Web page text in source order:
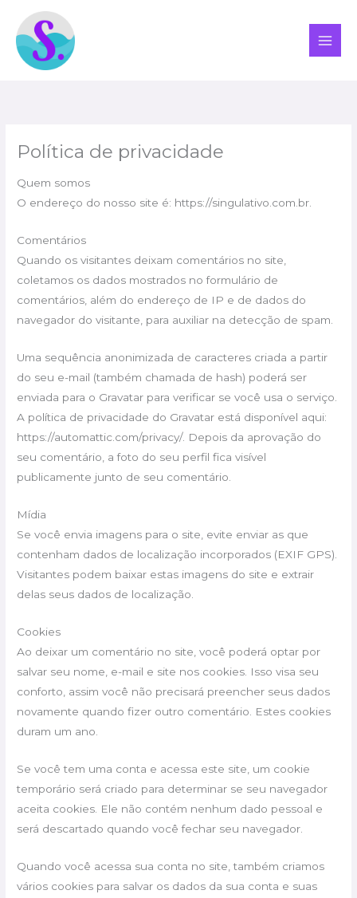
para
conteúdo
Política de privacidade
Quem somos
O endereço do nosso site é: https://singulativo.com.br.
Comentários
Quando os visitantes deixam comentários no site,
coletamos os dados mostrados no formulário de
comentários, além do endereço de IP e de dados do
navegador do visitante, para auxiliar na detecção de spam.
Uma sequência anonimizada de caracteres criada a partir
do seu e-mail (também chamada de hash) poderá ser
enviada para o Gravatar para verificar se você usa o serviço.
A política de privacidade do Gravatar está disponível aqui:
https://automattic.com/privacy/. Depois da aprovação do
seu comentário, a foto do seu perfil fica visível
publicamente junto de seu comentário.
Mídia
Se você envia imagens para o site, evite enviar as que
contenham dados de localização incorporados (EXIF GPS).
Visitantes podem baixar estas imagens do site e extrair
delas seus dados de localização.
Cookies
Ao deixar um comentário no site, você poderá optar por
salvar seu nome, e-mail e site nos cookies. Isso visa seu
conforto, assim você não precisará preencher seus dados
novamente quando fizer outro comentário. Estes cookies
duram um ano.
Se você tem uma conta e acessa este site, um cookie
temporário será criado para determinar se seu navegador
aceita cookies. Ele não contém nenhum dado pessoal e
será descartado quando você fechar seu navegador.
Quando você acessa sua conta no site, também criamos
vários cookies para salvar os dados da sua conta e suas